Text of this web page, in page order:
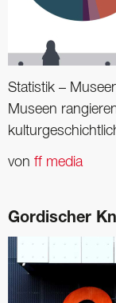
Statistik –
Museen
von ff media
Gordischer